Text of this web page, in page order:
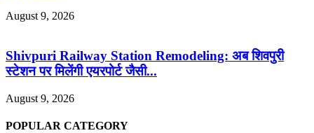
August 9, 2026
Shivpuri Railway Station Remodeling: अब शिवपुरी
स्टेशन पर मिलेंगी एयरपोर्ट जैसी...
August 9, 2026
POPULAR CATEGORY